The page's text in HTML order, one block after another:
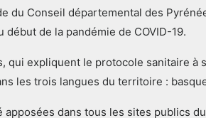
du Conseil départemental des
début de la pandémie de COVID-19.
qui expliquent le protocole sanitaire
les trois langues du territoire :
apposées dans tous les sites publics